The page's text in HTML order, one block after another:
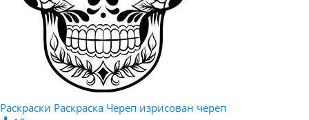
Раскраски Раскраска Череп изрисован череп